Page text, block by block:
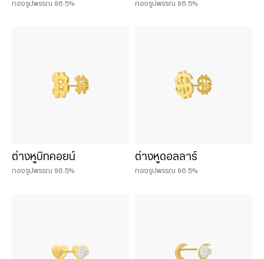
ทองรูปพรรณ 96.5% ทองรูปพรรณ 96.5%
ต่างหูบิทคอยน์
ทองรูปพรรณ 96.5%
ต่างหูดอลลาร์
ทองรูปพรรณ 96.5%